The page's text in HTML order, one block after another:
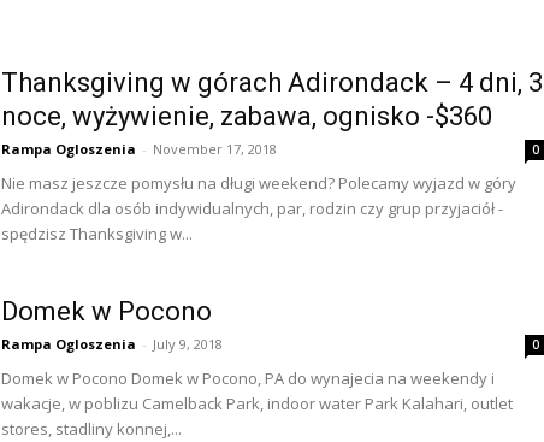
Thanksgiving w górach Adirondack – 4 dni, 3
noce, wyżywienie, zabawa, ognisko -$360
Rampa Ogloszenia - November 17, 2018 0
Nie masz jeszcze pomysłu na długi weekend? Polecamy wyjazd w góry
Adirondack dla osób indywidualnych, par, rodzin czy grup przyjaciół -
spędzisz Thanksgiving w...
Domek w Pocono
Rampa Ogloszenia - July 9, 2018 0
Domek w Pocono Domek w Pocono, PA do wynajecia na weekendy i
wakacje, w poblizu Camelback Park, indoor water Park Kalahari, outlet
stores, stadliny konnej,...